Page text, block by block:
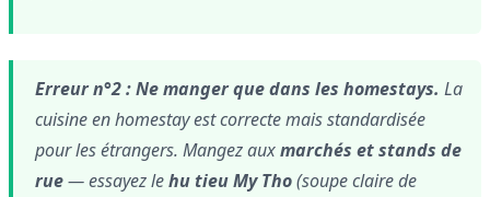
Erreur n°2 : Ne manger que dans les homestays. La
cuisine en homestay est correcte mais standardisée
pour les étrangers. Mangez auxmarchés et stands de
rue— essayez lehu tieu My Tho(soupe claire de